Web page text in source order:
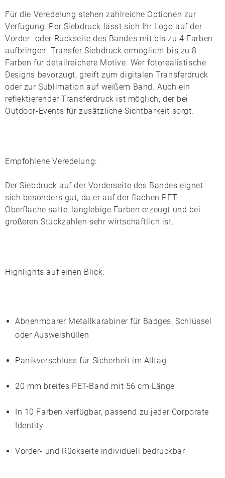
Für die Veredelung stehen zahlreiche Optionen zur
Verfügung. Per Siebdruck lässt sich Ihr Logo auf der
Vorder- oder Rückseite des Bandes mit bis zu 4 Farben
aufbringen. Transfer Siebdruck ermöglicht bis zu 8
Farben für detailreichere Motive. Wer fotorealistische
Designs bevorzugt, greift zumdigitalen Transferdruck
oder zurSublimation auf weißem Band. Auch ein
reflektierender Transferdruck ist möglich, der bei
Outdoor-Events für zusätzliche Sichtbarkeit sorgt.
Empfohlene Veredelung:
DerSiebdruck auf der Vorderseite des Bandes eignet
sich besonders gut, da er auf der flachen PET-
Oberfläche satte, langlebige Farben erzeugt und bei
größeren Stückzahlen sehr wirtschaftlich ist.
Highlights auf einen Blick:
Abnehmbarer Metallkarabinerfür Badges, Schlüssel
oder Ausweishüllen
Panikverschluss für Sicherheit im Alltag
20 mm breites PET-Band mit 56 cm Länge
In 10 Farben verfügbar, passend zu jeder Corporate
Identity
Vorder- und Rückseite individuell bedruckbar